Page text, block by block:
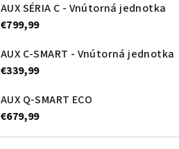
AUX SÉRIA C - Vnútorná jednotka
€799,99
AUX C-SMART - Vnútorná jednotka
€339,99
AUX Q-SMART ECO
€679,99